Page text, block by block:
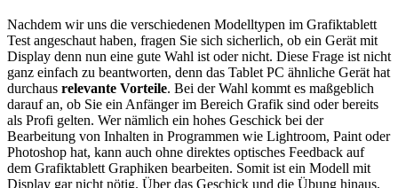
Nachdem wir uns die verschiedenen Modelltypen im Grafiktablett
Test angeschaut haben, fragen Sie sich sicherlich, ob ein Gerät mit
Display denn nun eine gute Wahl ist oder nicht. Diese Frage ist nicht
ganz einfach zu beantworten, denn das Tablet PC ähnliche Gerät hat
durchaus relevante Vorteile. Bei der Wahl kommt es maßgeblich
darauf an, ob Sie ein Anfänger im Bereich Grafik sind oder bereits
als Profi gelten. Wer nämlich ein hohes Geschick bei der
Bearbeitung von Inhalten in Programmen wie Lightroom, Paint oder
Photoshop hat, kann auch ohne direktes optisches Feedback auf
dem Grafiktablett Graphiken bearbeiten. Somit ist ein Modell mit
Display gar nicht nötig. Über das Geschick und die Übung hinaus,